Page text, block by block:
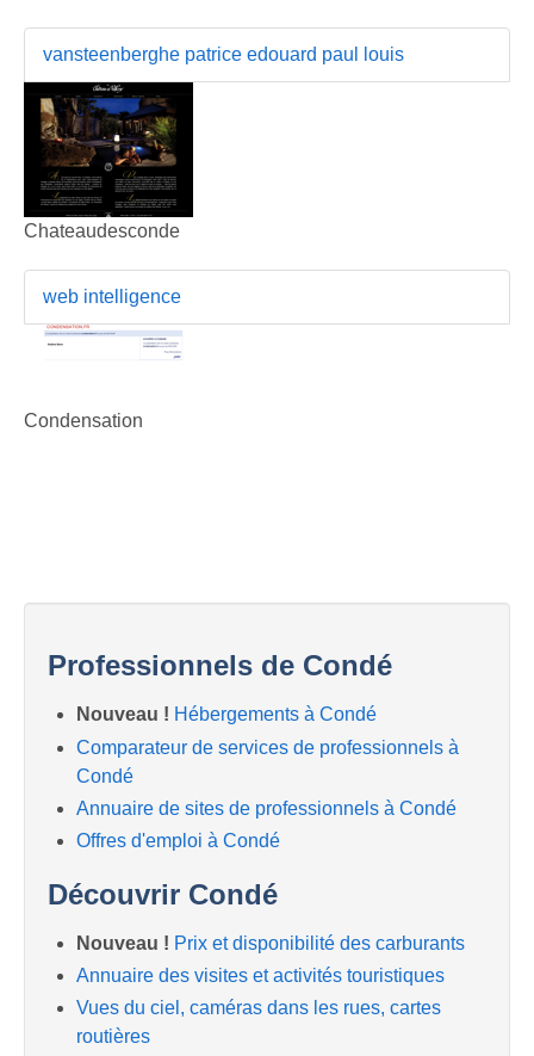
vansteenberghe patrice edouard paul louis
Chateaudesconde
web intelligence
Condensation
Professionnels de Condé
Nouveau ! Hébergements à Condé
Comparateur de services de professionnels à
Condé
Annuaire de sites de professionnels à Condé
Offres d'emploi à Condé
Découvrir Condé
Nouveau ! Prix et disponibilité des carburants
Annuaire des visites et activités touristiques
Vues du ciel, caméras dans les rues, cartes
routières